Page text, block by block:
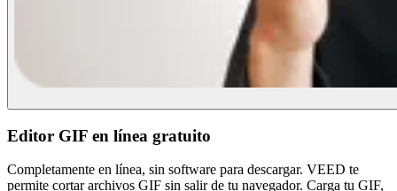
Editor GIF en línea gratuito
Completamente en línea, sin software para descargar. VEED te
permite cortar archivos GIF sin salir de tu navegador. Carga tu GIF,